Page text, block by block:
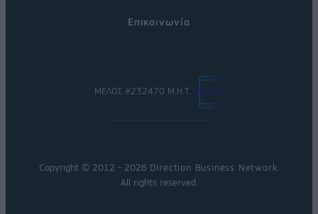
Επικοινωνία
ΜΕΛΟΣ #232470 Μ.Η.Τ.
Copyright © 2012 - 2026 Direction Business Network
All rights reserved.